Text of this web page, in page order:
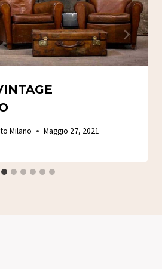
Milano Maggio 27, 2021